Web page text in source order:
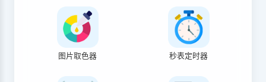
图片取色器 秒表定时器